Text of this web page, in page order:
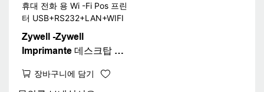
Zywell -Zywell
Imprimante 데스크탑 열
Zy906 휴대 전화 용 Wi -
장바구니에 담기